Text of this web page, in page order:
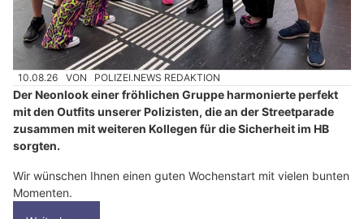
10.08.26 VON POLIZEI.NEWS REDAKTION
Der Neonlook einer fröhlichen Gruppe harmonierte perfekt
mit den Outfits unserer Polizisten, die an der Streetparade
zusammen mit weiteren Kollegen für die Sicherheit im HB
sorgten.
Wir wünschen Ihnen einen guten Wochenstart mit vielen bunten
Momenten.